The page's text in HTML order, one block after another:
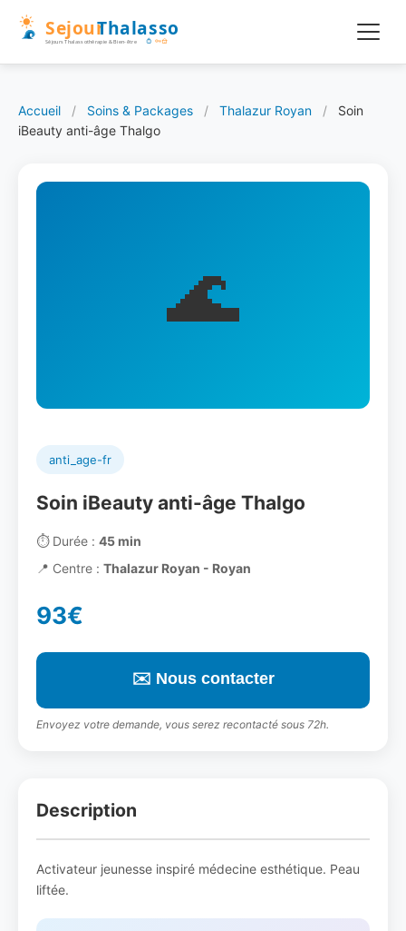
Accueil / Soins & Packages / Thalazur Royan /
Soin
iBeauty anti-âge Thalgo
🌊
anti_age-fr
Soin iBeauty anti-âge Thalgo
⏱️Durée : 45 min
📍 Centre : Thalazur Royan - Royan
93€
✉️ Nous contacter
Envoyez votre demande, vous serez recontacté sous 72h.
Description
Activateur jeunesse inspiré médecine esthétique. Peau
liftée.